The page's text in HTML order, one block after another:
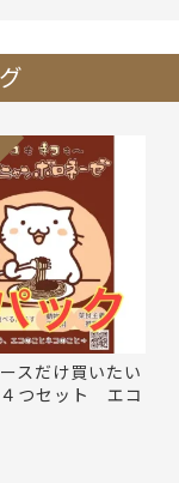
スだけ買いたい
つセット エコ